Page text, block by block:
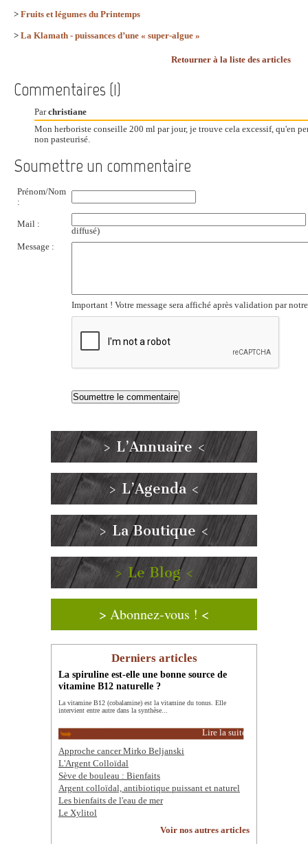
> Fruits et légumes du Printemps
> La Klamath - puissances d’une « super-algue »
Retourner à la liste des articles
Commentaires (1)
Parchristiane
Mon herboriste conseille 200 ml par jour, je trouve cela excessif, qu'en
non pasteurisé.
Soumettre un commentaire
Prénom/Nom
:
Mail :
diffusé)
Message :
Important ! Votre message sera affiché après validation par
> L’Annuaire <
> L’Agenda <
> La Boutique <
> Le Blog <
> Abonnez-vous ! <
Derniers articles
La spiruline est-elle une bonne source de
vitamine B12 naturelle ?
La vitamine B12 (cobalamine) est la vitamine du tonus. Elle
intervient entre autre dans la synthèse...
Lire la suite
Approche cancer Mirko Beljanski
L'Argent Colloïdal
Sève de bouleau : Bienfaits
Argent colloïdal, antibiotique puissant et naturel
Les bienfaits de l'eau de mer
Le Xylitol
Voir nos autres articles